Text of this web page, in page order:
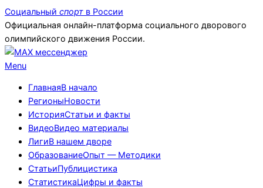
Skip
to
content
Социальный спорт в России
Официальная онлайн-платформа социального дворового
олимпийского движения России.
Primary
Menu
Menu
ГлавнаяВ начало
РегионыНовости
ИсторияСтатьи и факты
ВидеоВидео материалы
ЛигиВ нашем дворе
ОбразованиеОпыт — Методики
СтатьиПублицистика
СтатистикаЦифры и факты